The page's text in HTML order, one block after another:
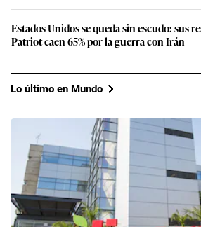
Estados Unidos se queda sin escudo: sus
Patriot caen 65% por la guerra con Irán
Lo último en Mundo